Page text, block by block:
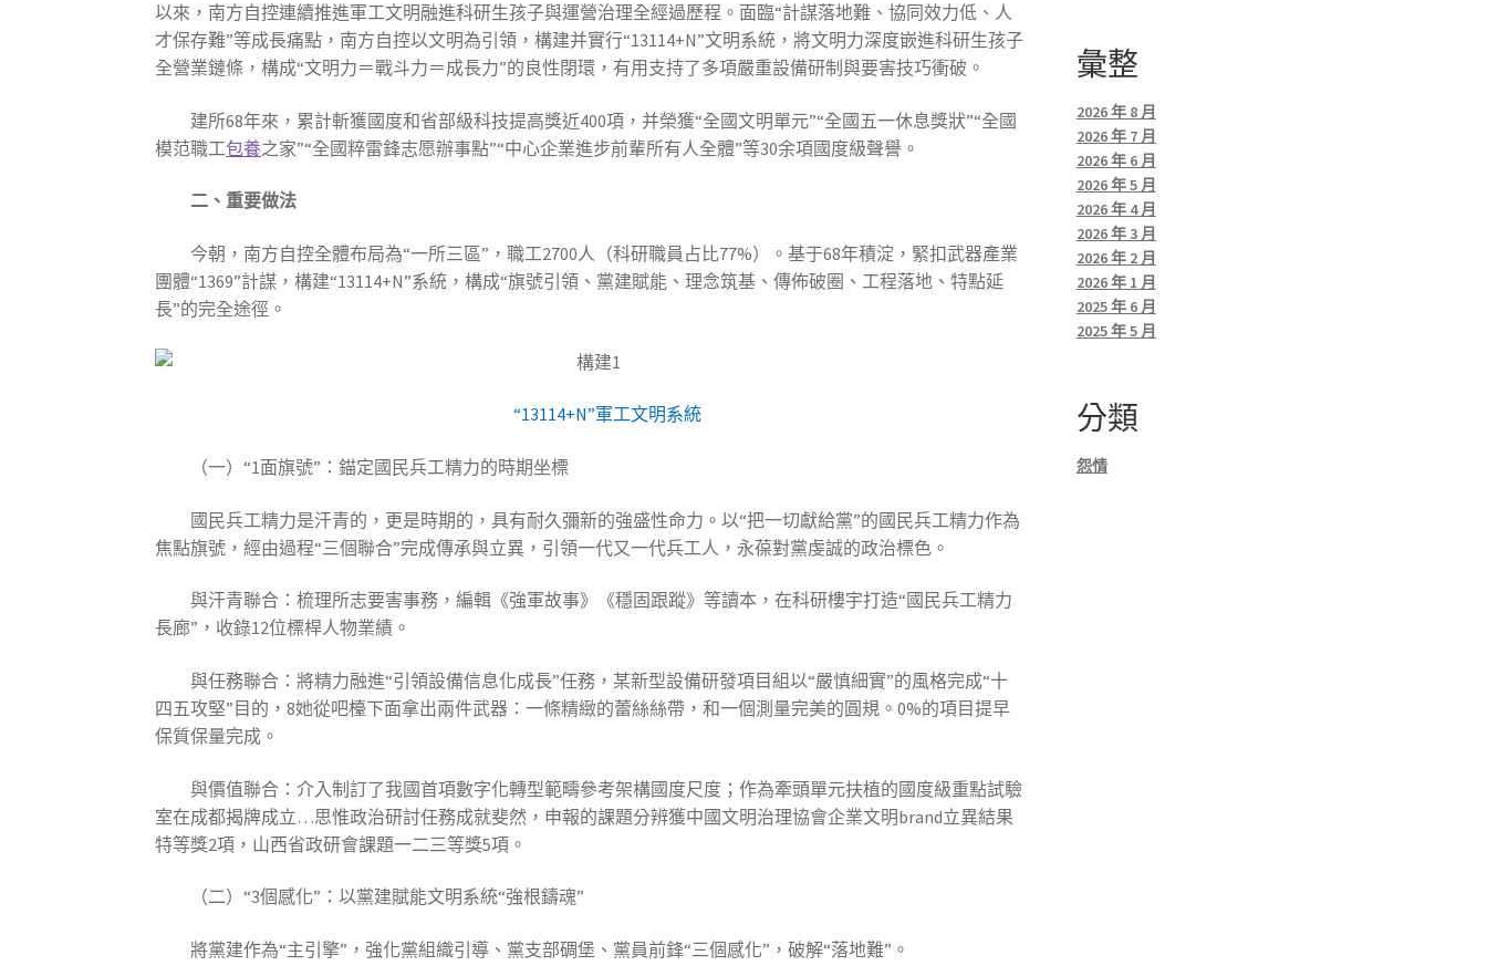
以來，南方自控連續推進軍工文明融進科研生孩子與運營治理全經過歷程。面臨“計謀落地難、協同效力低、人
才保存難”等成長痛點，南方自控以文明為引領，構建并實行“13114+N”文明系統，將文明力深度嵌進科研生孩子
全營業鏈條，構成“文明力＝戰斗力＝成長力”的良性閉環，有用支持了多項嚴重設備研制與要害技巧衝破。
建所68年來，累計斬獲國度和省部級科技提高獎近400項，并榮獲“全國文明單元”“全國五一休息獎狀”“全國
模范職工包養之家”“全國粹雷鋒志愿辦事點”“中心企業進步前輩所有人全體”等30余項國度級聲譽。
二、重要做法
今朝，南方自控全體布局為“一所三區”，職工2700人（科研職員占比77%）。基于68年積淀，緊扣武器產業
團體“1369”計謀，構建“13114+N”系統，構成“旗號引領、黨建賦能、理念筑基、傳佈破圈、工程落地、特點延
長”的完全途徑。
“13114+N”軍工文明系統
（一）“1面旗號”：錨定國民兵工精力的時期坐標
國民兵工精力是汗青的，更是時期的，具有耐久彌新的強盛性命力。以“把一切獻給黨”的國民兵工精力作為
焦點旗號，經由過程“三個聯合”完成傳承與立異，引領一代又一代兵工人，永葆對黨虔誠的政治標色。
與汗青聯合：梳理所志要害事務，編輯《強軍故事》《穩固跟蹤》等讀本，在科研樓宇打造“國民兵工精力
長廊”，收錄12位標桿人物業績。
與任務聯合：將精力融進“引領設備信息化成長”任務，某新型設備研發項目組以“嚴慎細實”的風格完成“十
四五攻堅”目的，8她從吧檯下面拿出兩件武器：一條精緻的蕾絲絲帶，和一個測量完美的圓規。0%的項目提早
保質保量完成。
與價值聯合：介入制訂了我國首項數字化轉型範疇參考架構國度尺度；作為牽頭單元扶植的國度級重點試驗
室在成都揭牌成立…思惟政治研討任務成就斐然，申報的課題分辨獲中國文明治理協會企業文明brand立異結果
特等獎2項，山西省政研會課題一二三等獎5項。
（二）“3個感化”：以黨建賦能文明系統“強根鑄魂”
將黨建作為“主引擎”，強化黨組織引導、黨支部碉堡、黨員前鋒“三個感化”，破解“落地難”。
彙整
2026 年 8 月
2026 年 7 月
2026 年 6 月
2026 年 5 月
2026 年 4 月
2026 年 3 月
2026 年 2 月
2026 年 1 月
2025 年 6 月
2025 年 5 月
分類
怨情